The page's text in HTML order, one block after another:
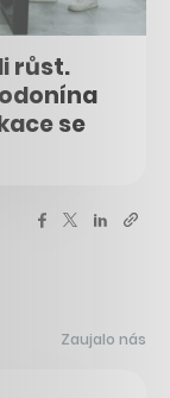
růst.
se
Zaujalo nás